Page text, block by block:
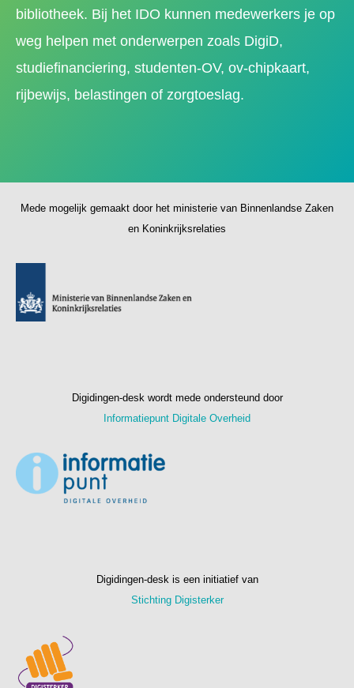
bibliotheek. Bij het IDO kunnen medewerkers je op
weg helpen met onderwerpen zoals DigiD,
studiefinanciering, studenten-OV, ov-chipkaart,
rijbewijs, belastingen of zorgtoeslag.
Mede mogelijk gemaakt door het ministerie van Binnenlandse Zaken
en Koninkrijksrelaties
Digidingen-desk wordt mede ondersteund door
Informatiepunt Digitale Overheid
Digidingen-desk is een initiatief van
Stichting Digisterker